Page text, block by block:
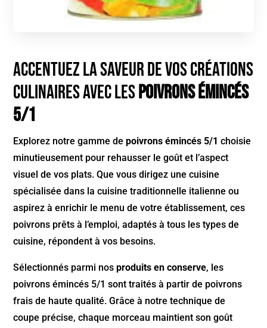
Accentuez la saveur de vos créations
culinaires avec lesPoivrons émincés
5/1
Explorez notre gamme depoivrons émincés 5/1 choisie
minutieusement pour rehausser le goût et l’aspect
visuel de vos plats. Que vous dirigez une cuisine
spécialisée dans la cuisine traditionnelle italienne ou
aspirez à enrichir le menu de votre établissement, ces
poivrons prêts à l’emploi, adaptés à tous les types de
cuisine, répondent à vos besoins.
Sélectionnés parmi nosproduits en conserve, les
poivrons émincés 5/1 sont traités à partir de poivrons
frais de haute qualité. Grâce à notre technique de
coupe précise, chaque morceau maintient son goût